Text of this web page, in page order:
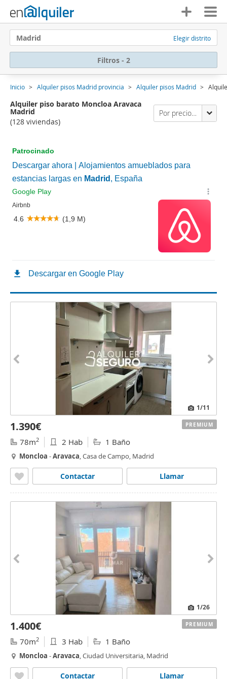
Madrid Elegir distrito
Filtros - 2
Inicio Alquiler pisos Madrid provincia Alquiler pisos Madrid
Alquiler piso barato Moncloa Aravaca
Madrid
(128 viviendas)
Por precio (primero los económicos)
1/11
1.390€
78m2 2 Hab 1 Baño
Moncloa -Aravaca, Casa de Campo, Madrid
Llamar
Contactar
PREMIUM
1/26
1.400€
70m2 3 Hab 1 Baño
Moncloa -Aravaca, Ciudad Universitaria, Madrid
Llamar
Contactar
PREMIUM